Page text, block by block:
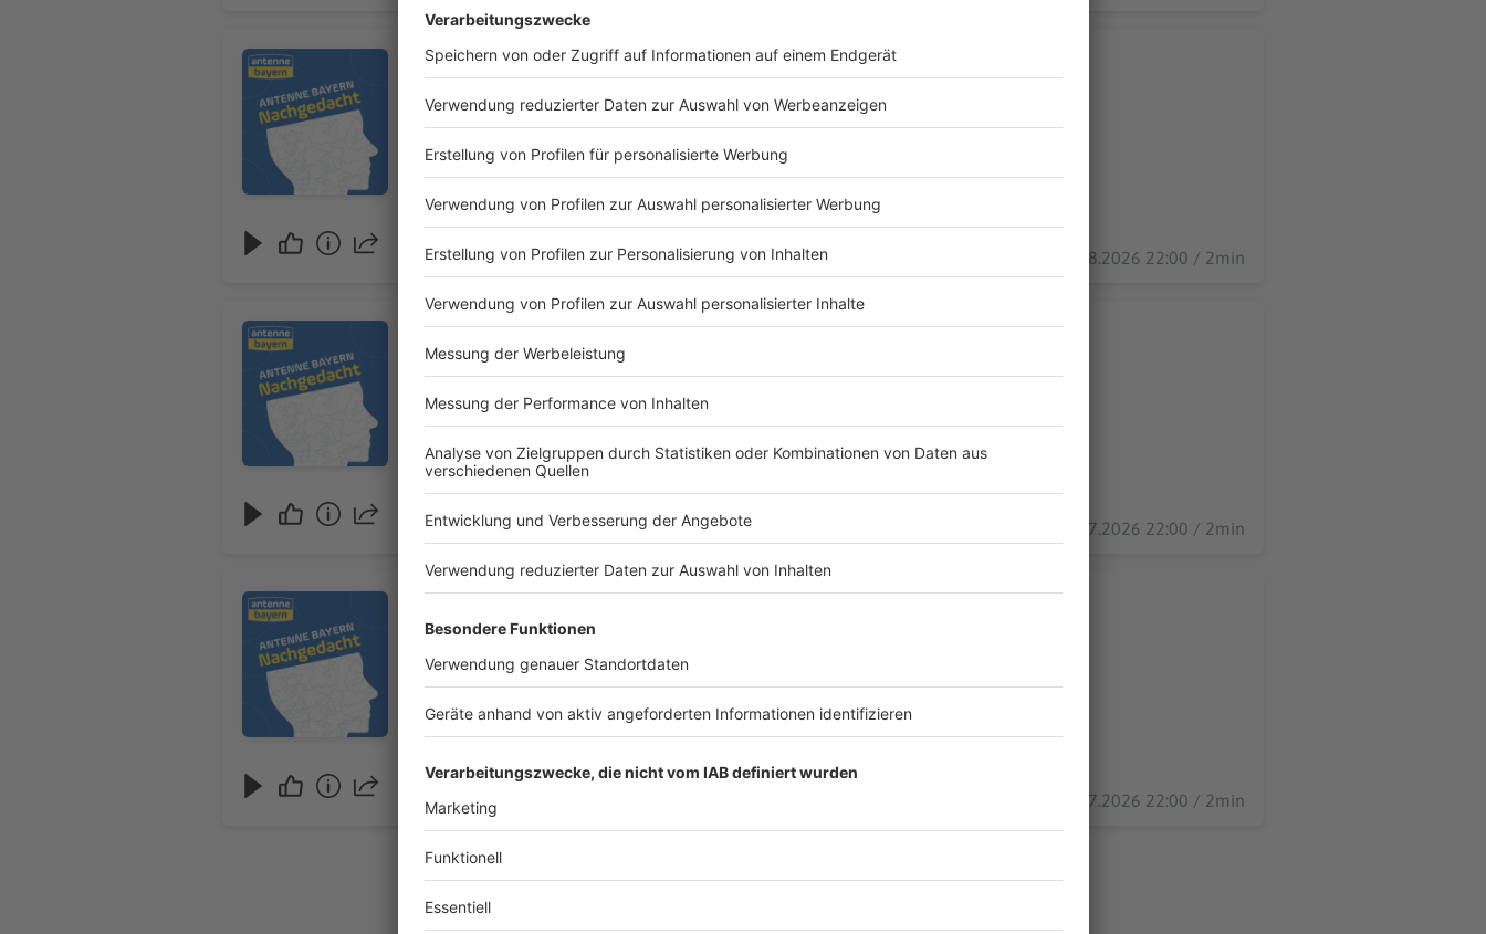
Audiotitel - Nachgedacht: Hilfbereitschaft
Nachgedacht: Hilfbereitschaft
02.08.2026 22:00 / 2min
02.08.2026 22:00 / 2min
Audiotitel - Nachgedacht: Abschalten am Starnberger See
Nachgedacht: Abschalten am Starnberger See
30.07.2026 22:00 / 2min
Audiotitel - Nachgedacht: Kindheitserinnerung
Nachgedacht: Kindheitserinnerung
29.07.2026 22:00 / 2min
29.07.2026 22:00 / 2min